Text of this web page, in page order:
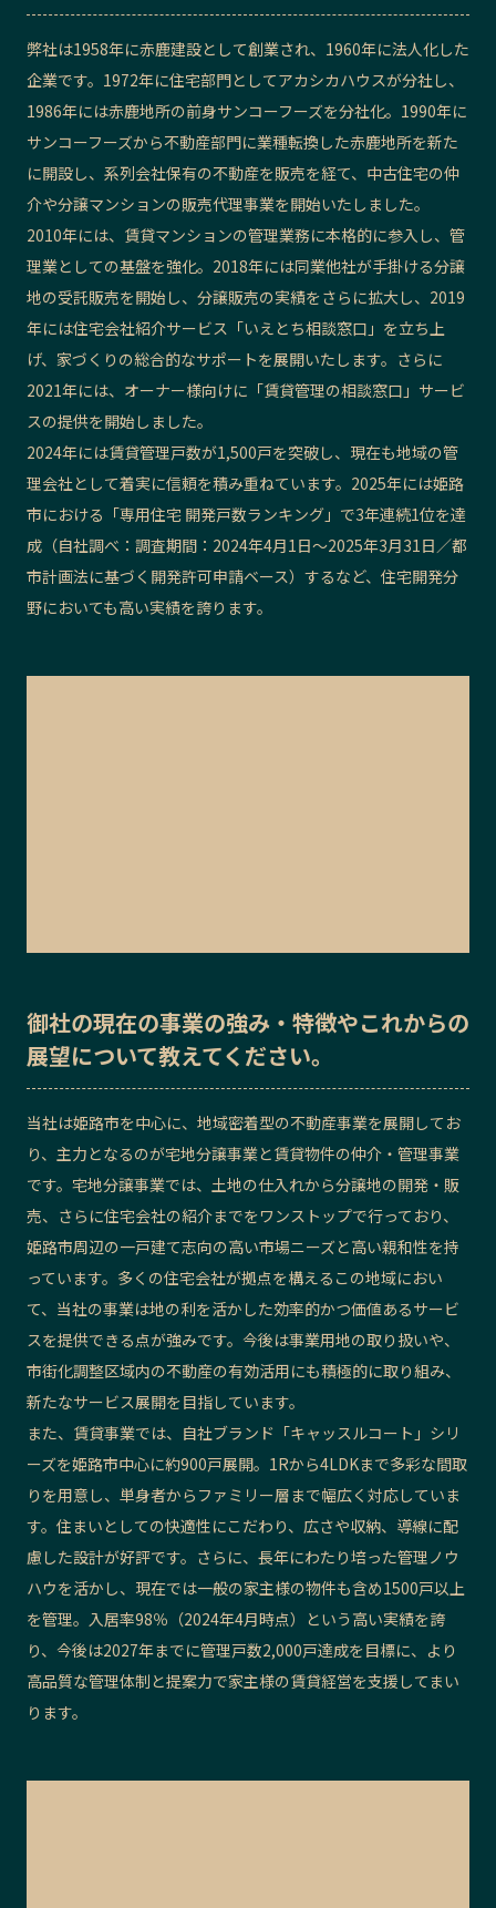
弊社は1958年に赤鹿建設として創業され、1960年に法人化した
企業です。1972年に住宅部門としてアカシカハウスが分社し、
1986年には赤鹿地所の前身サンコーフーズを分社化。1990年に
サンコーフーズから不動産部門に業種転換した赤鹿地所を新た
に開設し、系列会社保有の不動産を販売を経て、中古住宅の仲
介や分譲マンションの販売代理事業を開始いたしました。
2010年には、賃貸マンションの管理業務に本格的に参入し、管
理業としての基盤を強化。2018年には同業他社が手掛ける分譲
地の受託販売を開始し、分譲販売の実績をさらに拡大し、2019
年には住宅会社紹介サービス「いえとち相談窓口」を立ち上
げ、家づくりの総合的なサポートを展開いたします。さらに
2021年には、オーナー様向けに「賃貸管理の相談窓口」サービ
スの提供を開始しました。
2024年には賃貸管理戸数が1,500戸を突破し、現在も地域の管
理会社として着実に信頼を積み重ねています。2025年には姫路
市における「専用住宅 開発戸数ランキング」で3年連続1位を達
成（自社調べ：調査期間：2024年4月1日～2025年3月31日／都
市計画法に基づく開発許可申請ベース）するなど、住宅開発分
野においても高い実績を誇ります。
御社の現在の事業の強み・特徴やこれからの
展望について教えてください。
当社は姫路市を中心に、地域密着型の不動産事業を展開してお
り、主力となるのが宅地分譲事業と賃貸物件の仲介・管理事業
です。宅地分譲事業では、土地の仕入れから分譲地の開発・販
売、さらに住宅会社の紹介までをワンストップで行っており、
姫路市周辺の一戸建て志向の高い市場ニーズと高い親和性を持
っています。多くの住宅会社が拠点を構えるこの地域におい
て、当社の事業は地の利を活かした効率的かつ価値あるサービ
スを提供できる点が強みです。今後は事業用地の取り扱いや、
市街化調整区域内の不動産の有効活用にも積極的に取り組み、
新たなサービス展開を目指しています。
また、賃貸事業では、自社ブランド「キャッスルコート」シリ
ーズを姫路市中心に約900戸展開。1Rから4LDKまで多彩な間取
りを用意し、単身者からファミリー層まで幅広く対応していま
す。住まいとしての快適性にこだわり、広さや収納、導線に配
慮した設計が好評です。さらに、長年にわたり培った管理ノウ
ハウを活かし、現在では一般の家主様の物件も含め1500戸以上
を管理。入居率98％（2024年4月時点）という高い実績を誇
り、今後は2027年までに管理戸数2,000戸達成を目標に、より
高品質な管理体制と提案力で家主様の賃貸経営を支援してまい
ります。